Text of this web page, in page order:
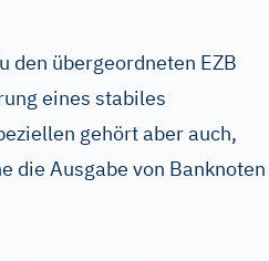
den übergeordneten EZB
eines stabiles
gehört aber auch,
die Ausgabe von Banknoten